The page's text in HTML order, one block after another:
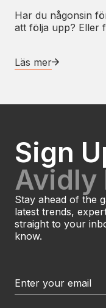
Har du någonsin
att följa upp? Eller
Läs mer
Sign
Avidly
Stay ahead of the
latest trends,
straight to your
know.